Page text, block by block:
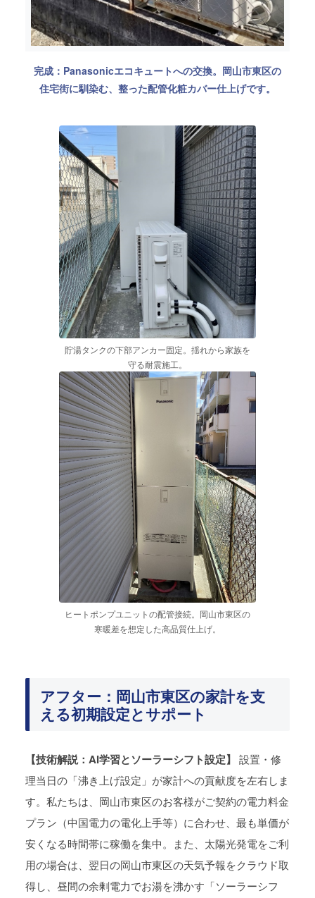
完成：Panasonicエコキュートへの交換。岡山市東区の
住宅街に馴染む、整った配管化粧カバー仕上げです。
貯湯タンクの下部アンカー固定。揺れから家族を
守る耐震施工。
ヒートポンプユニットの配管接続。岡山市東区の
寒暖差を想定した高品質仕上げ。
アフター：岡山市東区の家計を支
える初期設定とサポート
【技術解説：AI学習とソーラーシフト設定】 設置・修
理当日の「沸き上げ設定」が家計への貢献度を左右しま
す。私たちは、岡山市東区のお客様がご契約の電力料金
プラン（中国電力の電化上手等）に合わせ、最も単価が
安くなる時間帯に稼働を集中。また、太陽光発電をご利
用の場合は、翌日の岡山市東区の天気予報をクラウド取
得し、昼間の余剰電力でお湯を沸かす「ソーラーシフ